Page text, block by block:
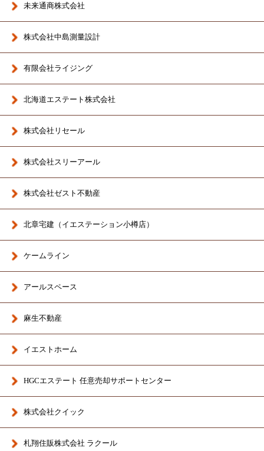
未来通商株式会社
株式会社中島測量設計
有限会社ライジング
北海道エステート株式会社
株式会社リセール
株式会社スリーアール
株式会社ゼスト不動産
北章宅建（イエステーション小樽店）
ケームライン
アールスペース
麻生不動産
イエストホーム
HGCエステート 任意売却サポートセンター
株式会社クイック
札翔住販株式会社 ラクール